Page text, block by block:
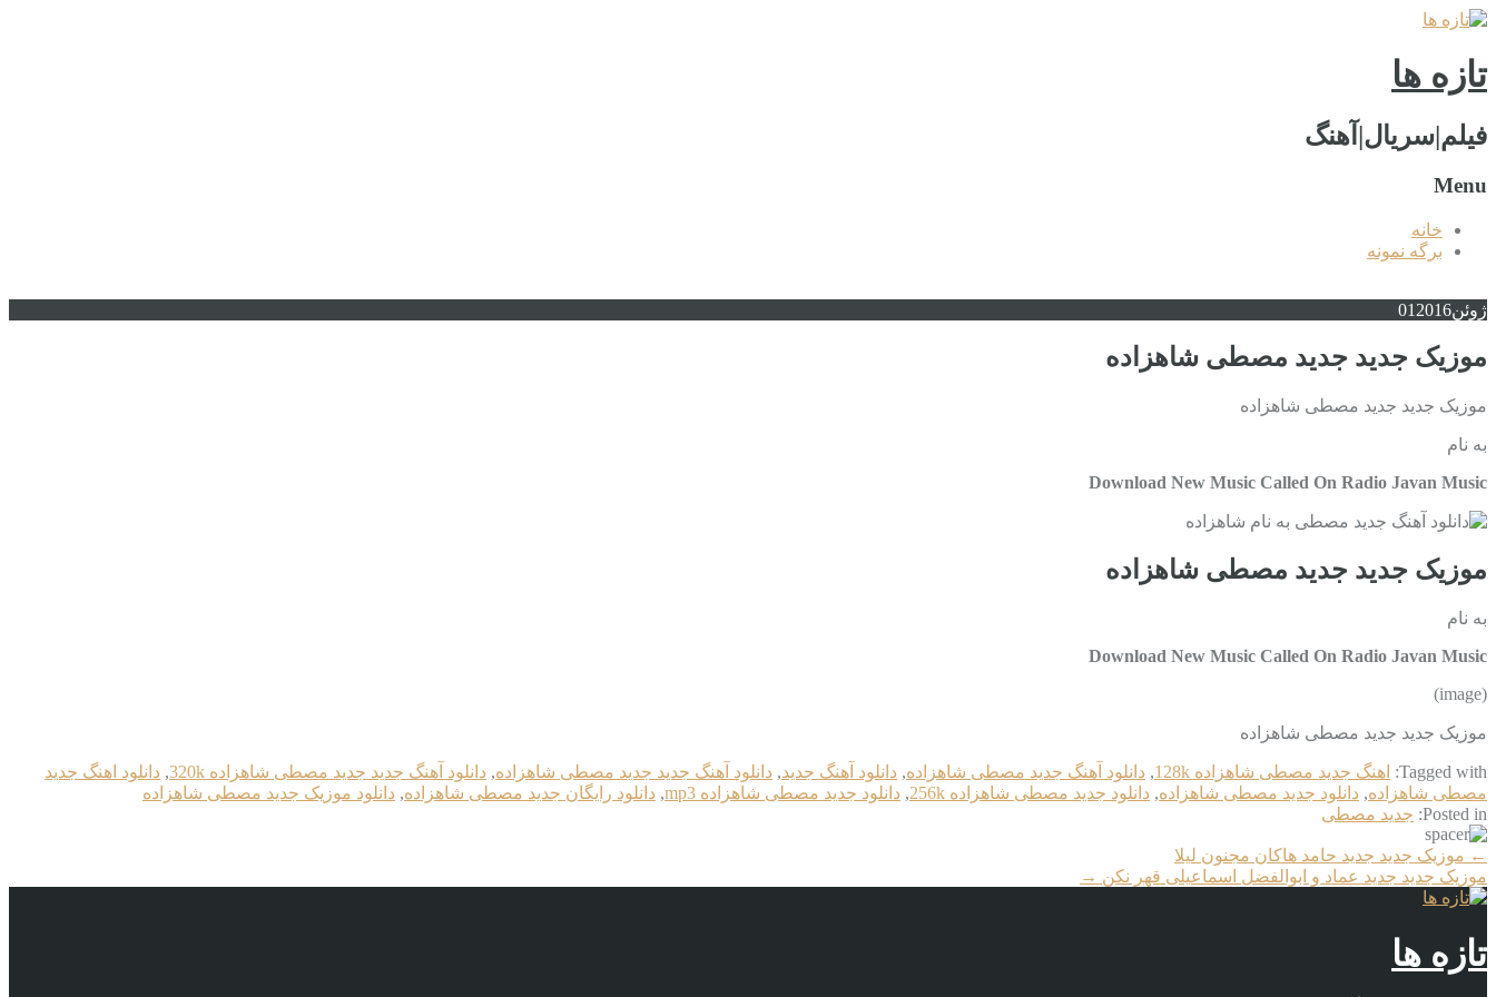
تازه ها
فیلم|سریال|آهنگ
Menu
خانه
برگه نمونه
ژوئن 01 2016
موزیک جدید جديد مصطی شاهزاده
موزیک جدید جديد مصطی شاهزاده
به نام
Download New Music Called On Radio Javan Music
موزیک جدید جديد مصطی شاهزاده
به نام
Download New Music Called On Radio Javan Music
(image)
موزیک جدید جديد مصطی شاهزاده
Tagged with: اهنگ جديد مصطی شاهزاده 128k , دانلود آهنگ جديد مصطی شاهزاده, دانلود آهنگ جدید, دانلود آهنگ جدید جديد مصطی شاهزاده, دانلود آهنگ جدید جديد مصطی شاهزاده 320k , دانلود اهنگ جديد
مصطی شاهزاده, دانلود جديد مصطی شاهزاده, دانلود جديد مصطی شاهزاده 256k , دانلود جديد مصطی شاهزاده mp3 , دانلود رایگان جديد مصطی شاهزاده, دانلود موزیک جديد مصطی شاهزاده
Posted in: جديد مصطی
More
Articles
← موزیک جدید جديد حامد هاکان مجنون لیلا
موزیک جدید جديد عماد و ابوالفضل اسماعیلی قهر نکن →
تازه ها